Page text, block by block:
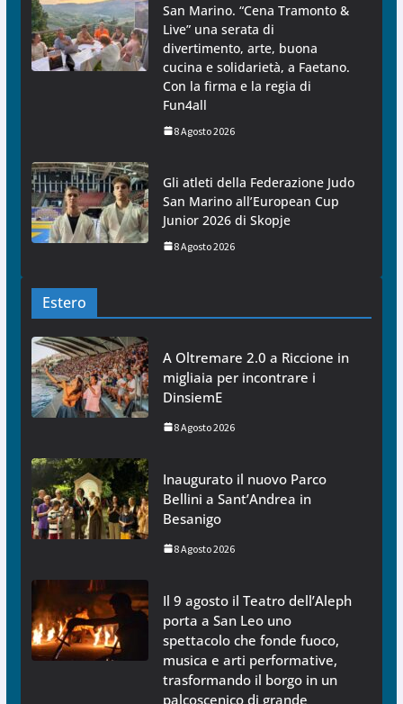
San Marino. “Cena Tramonto &
Live” una serata di
divertimento, arte, buona
cucina e solidarietà, a Faetano.
Con la firma e la regia di
Fun4all
8 Agosto 2026
Gli atleti della Federazione Judo
San Marino all’European Cup
Junior 2026 di Skopje
8 Agosto 2026
Estero
A Oltremare 2.0 a Riccione in
migliaia per incontrare i
DinsiemE
8 Agosto 2026
Inaugurato il nuovo Parco
Bellini a Sant’Andrea in
Besanigo
8 Agosto 2026
Il 9 agosto il Teatro dell’Aleph
porta a San Leo uno
spettacolo che fonde fuoco,
musica e arti performative,
trasformando il borgo in un
palcoscenico di grande